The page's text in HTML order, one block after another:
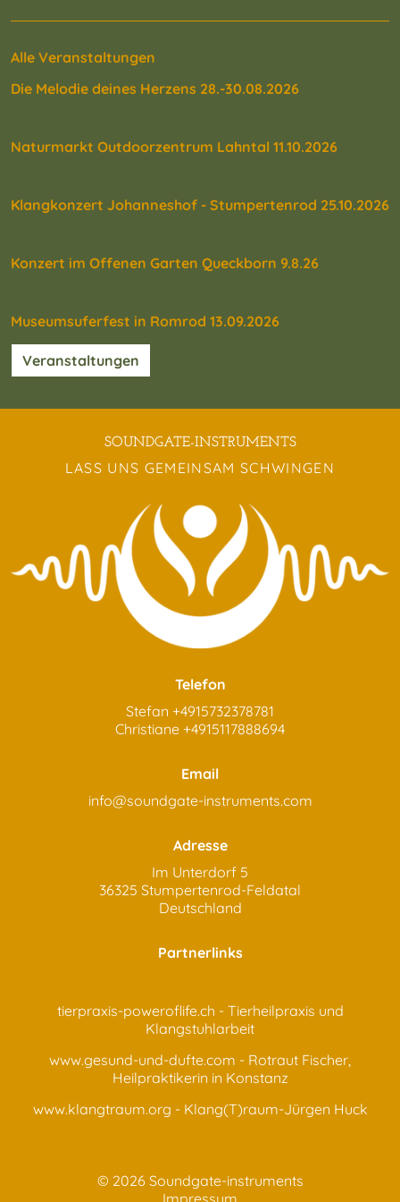
Alle Veranstaltungen
Die Melodie deines Herzens 28.-30.08.2026
Naturmarkt Outdoorzentrum Lahntal 11.10.2026
Klangkonzert Johanneshof - Stumpertenrod 25.10.2026
Konzert im Offenen Garten Queckborn 9.8.26
Museumsuferfest in Romrod 13.09.2026
Veranstaltungen
SOUNDGATE-INSTRUMENTS
LASS UNS GEMEINSAM SCHWINGEN
Telefon
Stefan +4915732378781
Christiane +4915117888694
Email
info@soundgate-instruments.com
Adresse
Im Unterdorf 5
36325 Stumpertenrod-Feldatal
Deutschland
Partnerlinks
tierpraxis-poweroflife.ch - Tierheilpraxis und
Klangstuhlarbeit
www.gesund-und-dufte.com - Rotraut Fischer,
Heilpraktikerin in Konstanz
www.klangtraum.org - Klang(T)raum-Jürgen Huck
© 2026 Soundgate-instruments